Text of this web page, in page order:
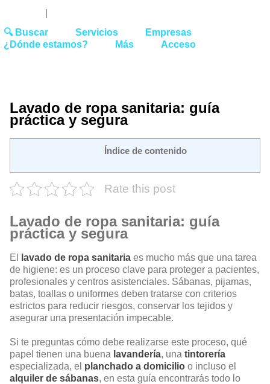
🔍 Buscar Servicios
Empresas
¿Dónde estamos?
Más Acceso
Lavado de ropa sanitaria: guía
práctica y segura
Índice de contenido
Rate this post
Lavado de ropa sanitaria: guía
práctica y segura
El lavado de ropa sanitaria es mucho más que una tarea
de higiene: es un proceso clave para proteger a pacientes,
profesionales y centros asistenciales. Sábanas, pijamas,
batas, toallas o uniformes deben tratarse con criterios
estrictos para reducir riesgos, conservar los tejidos y
asegurar una presentación impecable.
Si te preguntas cómo debe realizarse este proceso, qué
papel tienen una buena lavandería, una tintorería
especializada, el planchado a domicilio o incluso el
alquiler de sábanas, en esta guía encontrarás todo lo